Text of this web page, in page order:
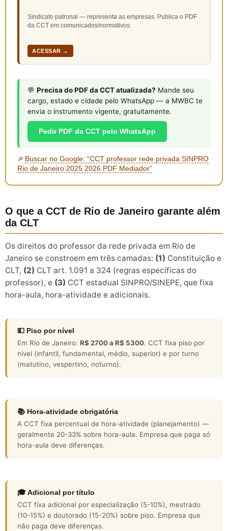
Sindicato patronal — representa as empresas. Publica o PDF
da CCT em comunicados/normativos.
ACESSAR →
💬 Precisa do PDF da CCT atualizada? Mande seu
cargo, estado e cidade pelo WhatsApp — a MWBC te
envia o instrumento vigente, gratuitamente.
Pedir PDF da CCT pelo WhatsApp
🔎 Buscar no Google: “CCT professor rede privada SINPRO
Rio de Janeiro 2025 2026 PDF Mediador”
O que a CCT de Rio de Janeiro garante além
da CLT
Os direitos do professor da rede privada em Rio de
Janeiro se constroem em três camadas: (1) Constituição e
CLT, (2) CLT art. 1.091 a 324 (regras específicas do
professor), e (3) CCT estadual SINPRO/SINEPE, que fixa
hora-aula, hora-atividade e adicionais.
💵 Piso por nível
Em Rio de Janeiro: R$ 2700 a R$ 5300. CCT fixa piso por
nível (infantil, fundamental, médio, superior) e por turno
(matutino, vespertino, noturno).
📚 Hora-atividade obrigatória
A CCT fixa percentual de hora-atividade (planejamento) —
geralmente 20-33% sobre hora-aula. Empresa que paga só
hora-aula deve diferenças.
🎓 Adicional por título
CCT fixa adicional por especialização (5-10%), mestrado
(10-15%) e doutorado (15-20%) sobre piso. Empresa que
não paga deve diferenças.